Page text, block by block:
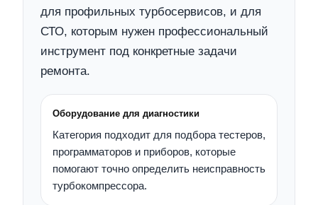
для профильных турбосервисов, и для
СТО, которым нужен профессиональный
инструмент под конкретные задачи
ремонта.
Оборудование для диагностики
Категория подходит для подбора тестеров,
программаторов и приборов, которые
помогают точно определить неисправность
турбокомпрессора.